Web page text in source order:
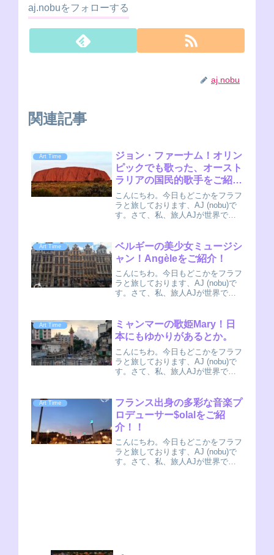
aj.nobuをフォローする
aj.nobu
関連記事
Art Time
ジョン・ファーナム！オリン
ピックでも歌った、オースト
ラリアの国民的歌手をご紹
介！
こんにちわ。今日もどこかをフラフ
ラと旅しております、AJ (nobu)で
す。さて、私、旅人AJが世界で出
したローカルアーティストを日本に
紹介するのが目的の記事です。
AJ(nob...
Art Time
ベルギーの美少女ミュージシ
ャン！Angèleをご紹介！
こんにちわ。今日もどこかをフラフ
ラと旅しております、AJ (nobu)で
す。さて、私、旅人AJが世界で出
したローカルアーティストを日本に
紹介するのが目的の記事です。
AJ(nob...
Art Time
ミャンマーの歌姫Mary！日
本にもゆかりがあるとか。
こんにちわ。今日もどこかをフラフ
ラと旅しております、AJ (nobu)で
す。さて、私、旅人AJが世界で出
したローカルアーティストを日本に
紹介するのが目的の記事です。今回
はMar...
Art Time
フランス出身の多彩な音楽プ
ロデューサー$olalをご紹
介！！
こんにちわ。今日もどこかをフラフ
ラと旅しております、AJ (nobu)で
す。さて、私、旅人AJが世界で出